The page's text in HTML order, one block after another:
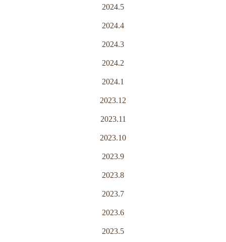
2024.5
2024.4
2024.3
2024.2
2024.1
2023.12
2023.11
2023.10
2023.9
2023.8
2023.7
2023.6
2023.5